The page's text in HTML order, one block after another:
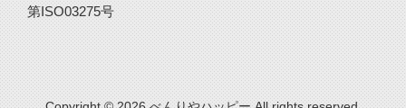
第ISO03275号